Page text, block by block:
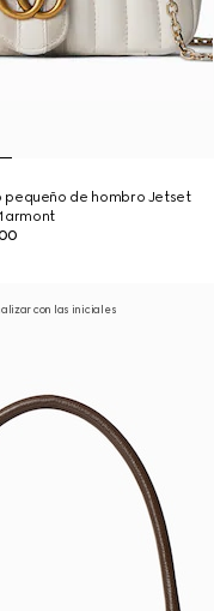
pequeño de hombro Jetset
con las iniciales